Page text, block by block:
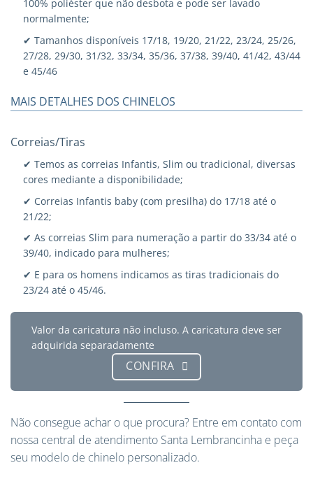
100% poliéster que não desbota e pode ser lavado
normalmente;
✔ Tamanhos disponíveis 17/18, 19/20, 21/22, 23/24, 25/26,
27/28, 29/30, 31/32, 33/34, 35/36, 37/38, 39/40, 41/42, 43/44
e 45/46
MAIS DETALHES DOS CHINELOS
Correias/Tiras
✔ Temos as correias Infantis, Slim ou tradicional, diversas
cores mediante a disponibilidade;
✔ Correias Infantis baby (com presilha) do 17/18 até o
21/22;
✔ As correias Slim para numeração a partir do 33/34 até o
39/40, indicado para mulheres;
✔ E para os homens indicamos as tiras tradicionais do
23/24 até o 45/46.
Valor da caricatura não incluso. A caricatura deve ser
adquirida separadamente
CONFIRA
Não consegue achar o que procura? Entre em contato com
nossa central de atendimento Santa Lembrancinha e peça
seu modelo de chinelo personalizado.